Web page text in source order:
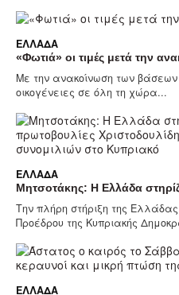
ΕΛΛΆΔΑ
«Φωτιά» οι τιμές μετά την
Με την ανακοίνωση των
οικογένειες σε όλη τη χώρα...
ΕΛΛΆΔΑ
Μητσοτάκης: Η Ελλάδα
Την πλήρη στήριξη της Ελλάδας
Προέδρου της Κυπριακής
ΕΛΛΆΔΑ